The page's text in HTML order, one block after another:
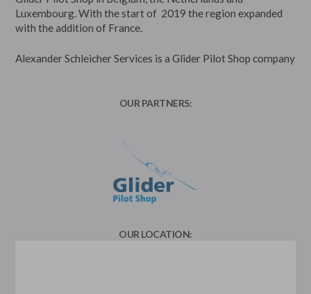
Luxembourg. With the start of 2019 the region expanded
with the addition of France.
Alexander Schleicher Services is a Glider Pilot Shop company
OUR PARTNERS:
OUR LOCATION: